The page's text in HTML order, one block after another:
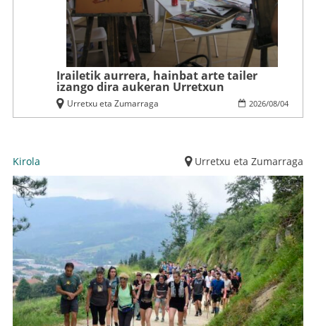
Irailetik aurrera, hainbat arte tailer
izango dira aukeran Urretxun
2026/08/04
Urretxu eta Zumarraga
Kirola Urretxu eta Zumarraga